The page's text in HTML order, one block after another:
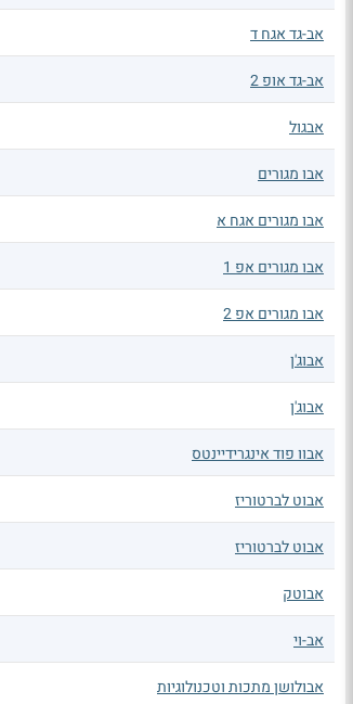
אב-גד אגח ד
אב-גד אופ 2
אבגול
אבו מגורים
אבו מגורים אגח א
אבו מגורים אפ 1
אבו מגורים אפ 2
אבוג'ן
אבוג'ן
אבוו פוד אינגרידיינטס
אבוט לברטוריז
אבוט לברטוריז
אבוטק
אב-וי
אבולושן מתכות וטכנולוגיות